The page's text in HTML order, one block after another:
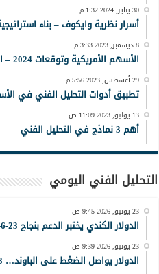
30 يناير, 2024 1:32 م
أسرار نظرية وايكوف – بناء
8 ديسمبر, 2023 3:33 م
الأسهم الأمريكية وتوقعات 2024 – استراتيجيات وفرص أهم 5 أسهم
29 أغسطس, 2023 5:56 م
تطبيق أدوات التحليل الفني في
13 يوليو, 2023 11:09 ص
أهم 3 نماذج في التحليل الفني
التحليل الفني اليومي
23 يونيو, 2026 9:45 ص
الدولار الكندي يختبر الدعم بنجاح 23-6-2023
23 يونيو, 2026 9:39 ص
الدولار يواصل الضغط على الباوند… 23-6-2026